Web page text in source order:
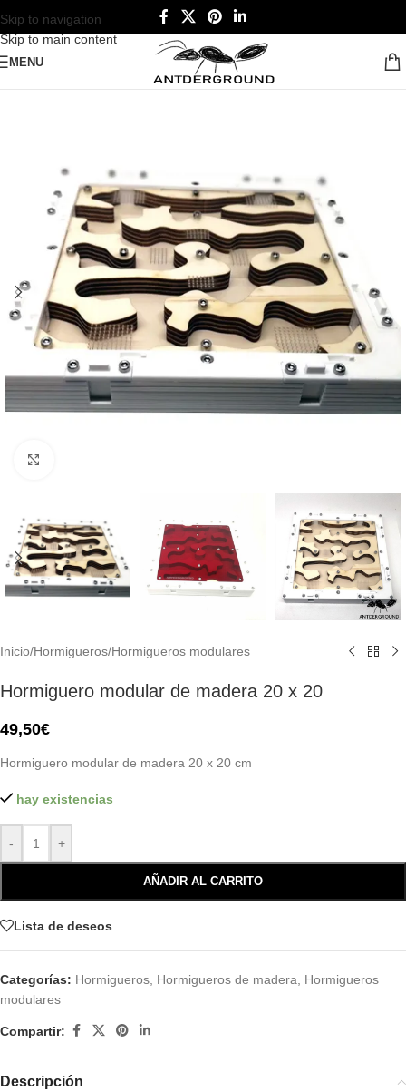
Skip to navigation
Skip to main content
MENU
Inicio/Hormigueros/Hormigueros modulares
Hormiguero modular de madera 20 x 20
49,50€
Hormiguero modular de madera 20 x 20 cm
hay existencias
- +
AÑADIR AL CARRITO
Lista de deseos
Categorías: Hormigueros Hormigueros de madera
Hormigueros
modulares
Compartir:
Descripción